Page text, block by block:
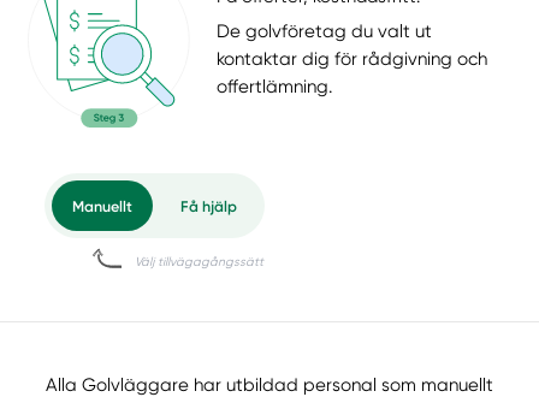
De golvföretag du valt ut
kontaktar dig för rådgivning och
offertlämning.
Alla Golvläggare har utbildad personal som manuellt